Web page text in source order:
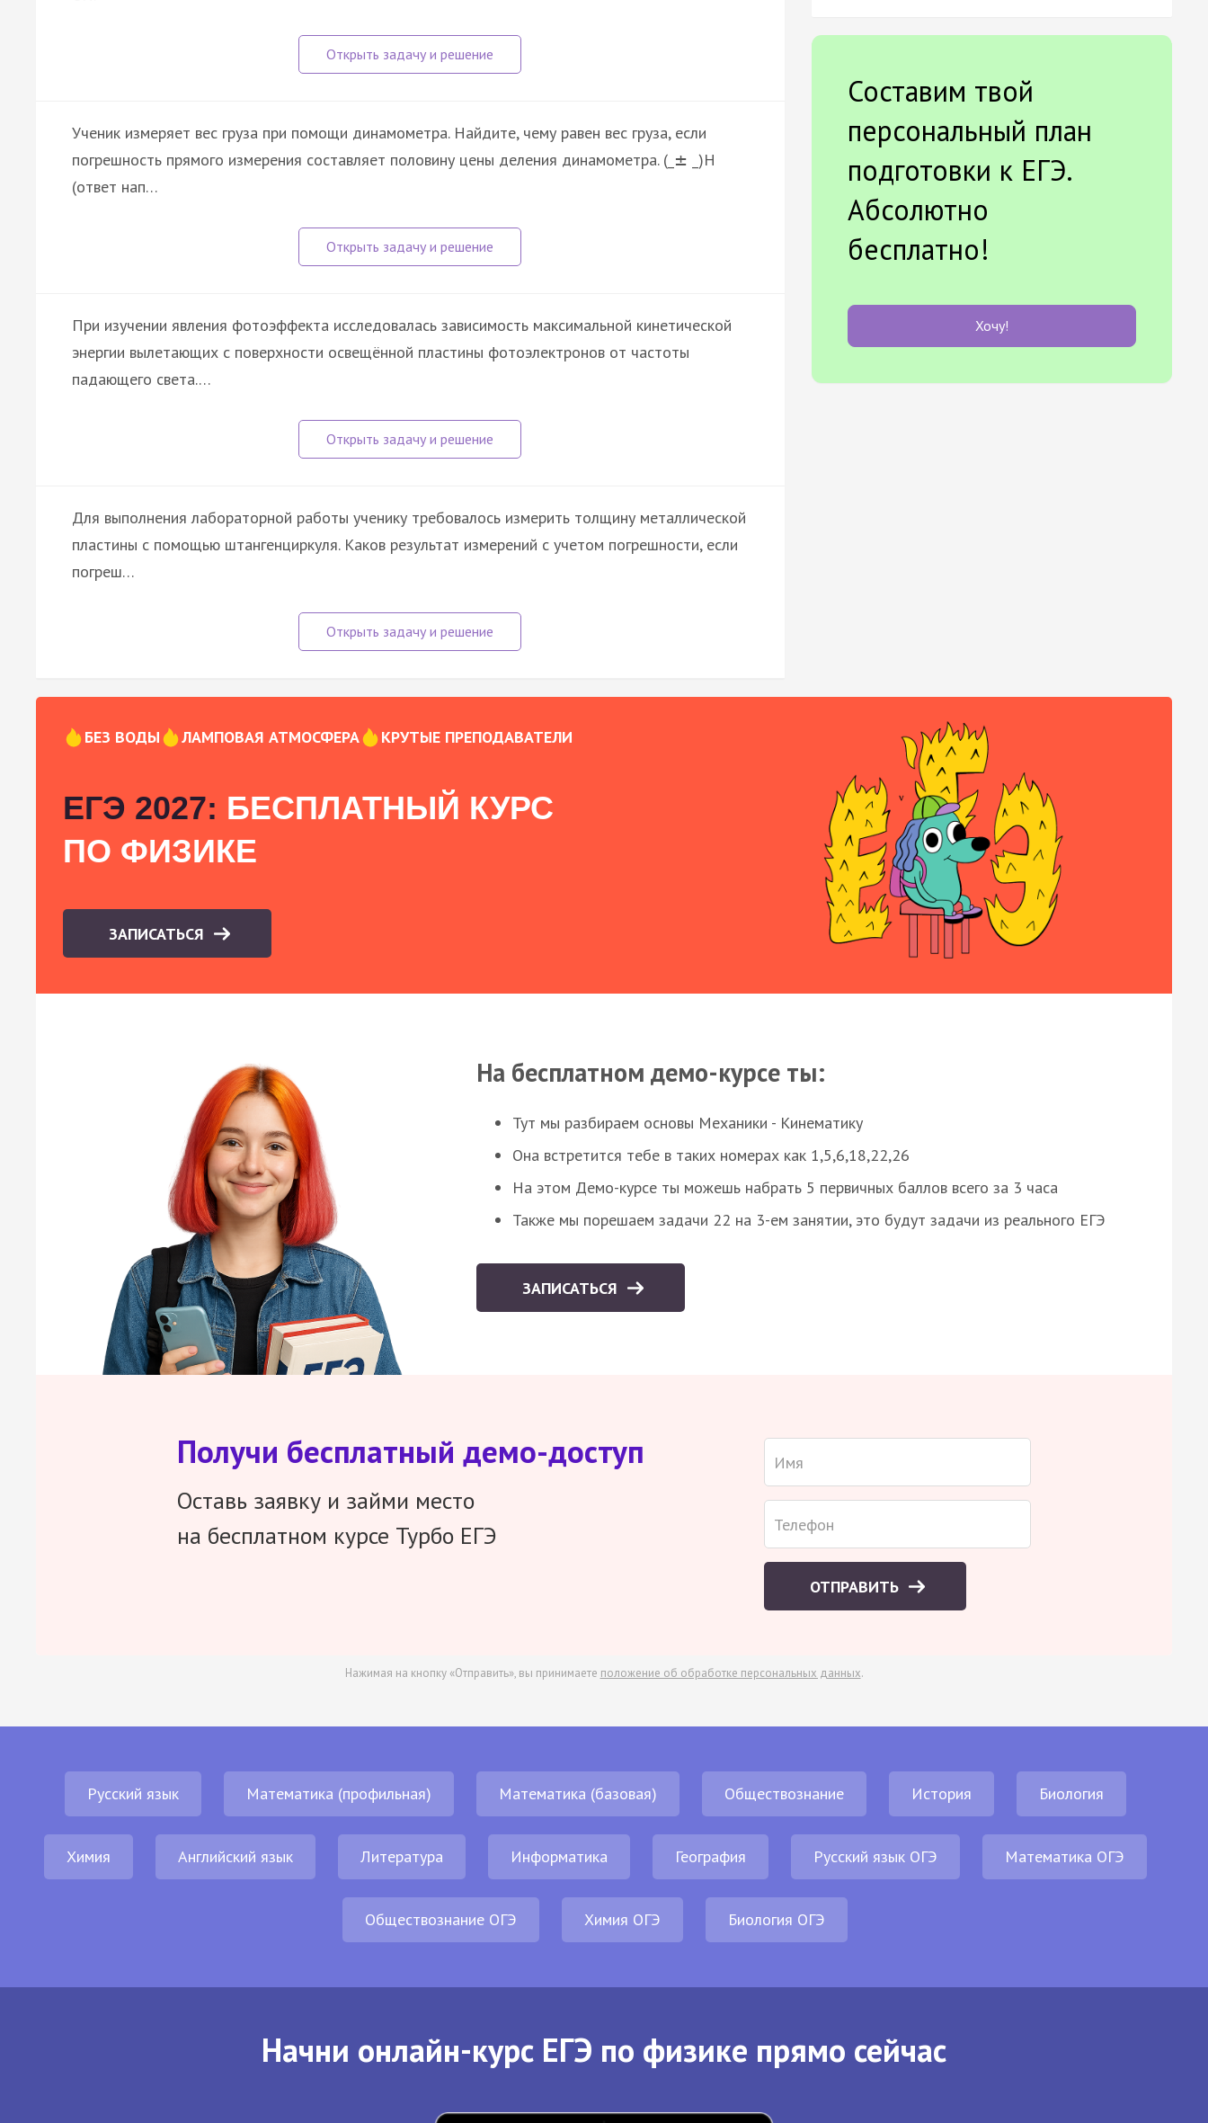
Ученик измеряет вес груза при помощи динамометра. Найдите, чему равен вес груза, если
погрешность прямого измерения составляет половину цены деления динамометра. (_ ± _)H
(ответ нап…
При изучении явления фотоэффекта исследовалась зависимость максимальной кинетической
энергии вылетающих с поверхности освещённой пластины фотоэлектронов от частоты
падающего света.…
Для выполнения лабораторной работы ученику требовалось измерить толщину металлической
пластины с помощью штангенциркуля. Каков результат измерений с учетом погрешности, если
погреш…
Составим твой
персональный план
подготовки к ЕГЭ.
Абсолютно
бесплатно!
Хочу!
БЕЗ ВОДЫ ЛАМПОВАЯ АТМОСФЕРА КРУТЫЕ ПРЕПОДАВАТЕЛИ
ЕГЭ 2027: БЕСПЛАТНЫЙ КУРС
ПО ФИЗИКЕ
ЗАПИСАТЬСЯ
На бесплатном демо-курсе ты:
Тут мы разбираем основы Механики - Кинематику
Она встретится тебе в таких номерах как 1,5,6,18,22,26
На этом Демо-курсе ты можешь набрать 5 первичных баллов всего за 3 часа
Также мы порешаем задачи 22 на 3-ем занятии, это будут задачи из реального ЕГЭ
ЗАПИСАТЬСЯ
Получи бесплатный демо-доступ
Оставь заявку и займи место
на бесплатном курсе Турбо ЕГЭ
ОТПРАВИТЬ
Нажимая на кнопку «Отправить», вы принимаете положение об обработке персональных данных.
Русский язык Математика (профильная) Математика (базовая) Обществознание История Биология
Химия Английский язык Литература Информатика География Русский язык ОГЭ Математика ОГЭ
Обществознание ОГЭ Химия ОГЭ Биология ОГЭ
Начни онлайн-курс ЕГЭ по физике прямо сейчас